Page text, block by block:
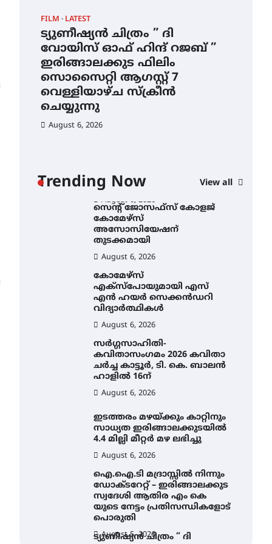
FILM LATEST
ട്യുണീഷ്യൻ ചിത്രം ” ദി
വോയിസ് ഓഫ് ഹിന്ദ് റജബ് ”
ഇരിങ്ങാലക്കുട ഫിലിം
സൊസൈറ്റി ആഗസ്റ്റ് 7
വെള്ളിയാഴ്ച സ്‌ക്രീൻ
ചെയ്യുന്നു
August 6, 2026
Trending Now View all
4.4 മില്ലി മീറ്റർ മഴ ലഭിച്ചു
August 6, 2026
ഐ.ഐ.ടി മദ്രാസ്സിൽ നിന്നും
ഡോക്ടറേറ്റ് – ഇരിങ്ങാലക്കുട
സ്വദേശി ആതിര എം കെ
യുടെ നേട്ടം പ്രതിസന്ധികളോട്
പൊരുതി
August 5, 2026
ട്യുണീഷ്യൻ ചിത്രം ” ദി
ചെയ്യുന്നു
August 6, 2026
സെന്റ് ജോസഫ്സ് കോളജ്
കോമേഴ്‌സ്
അസോസിയേഷന്
തുടക്കമായി
August 6, 2026
കോമേഴ്സ്
എക്സ്പോയുമായി എസ്
എൻ ഹയർ സെക്കൻഡറി
വിദ്യാർത്ഥികൾ
August 6, 2026
സർഗ്ഗസാഹിതി-
കവിതാസംഗമം 2026 കവിതാ
ചർച്ച കാട്ടൂർ, ടി. കെ. ബാലൻ
ഹാളിൽ 16ന്
August 6, 2026
ഇടത്തരം മഴയ്ക്കും കാറ്റിനും
സാധ്യത ഇരിങ്ങാലക്കുടയിൽ
4.4 മില്ലി മീറ്റർ മഴ ലഭിച്ചു
August 6, 2026
ഐ.ഐ.ടി മദ്രാസ്സിൽ നിന്നും
ഡോക്ടറേറ്റ് – ഇരിങ്ങാലക്കുട
സ്വദേശി ആതിര എം കെ
യുടെ നേട്ടം പ്രതിസന്ധികളോട്
പൊരുതി
August 5, 2026
ട്യുണീഷ്യൻ ചിത്രം ” ദി